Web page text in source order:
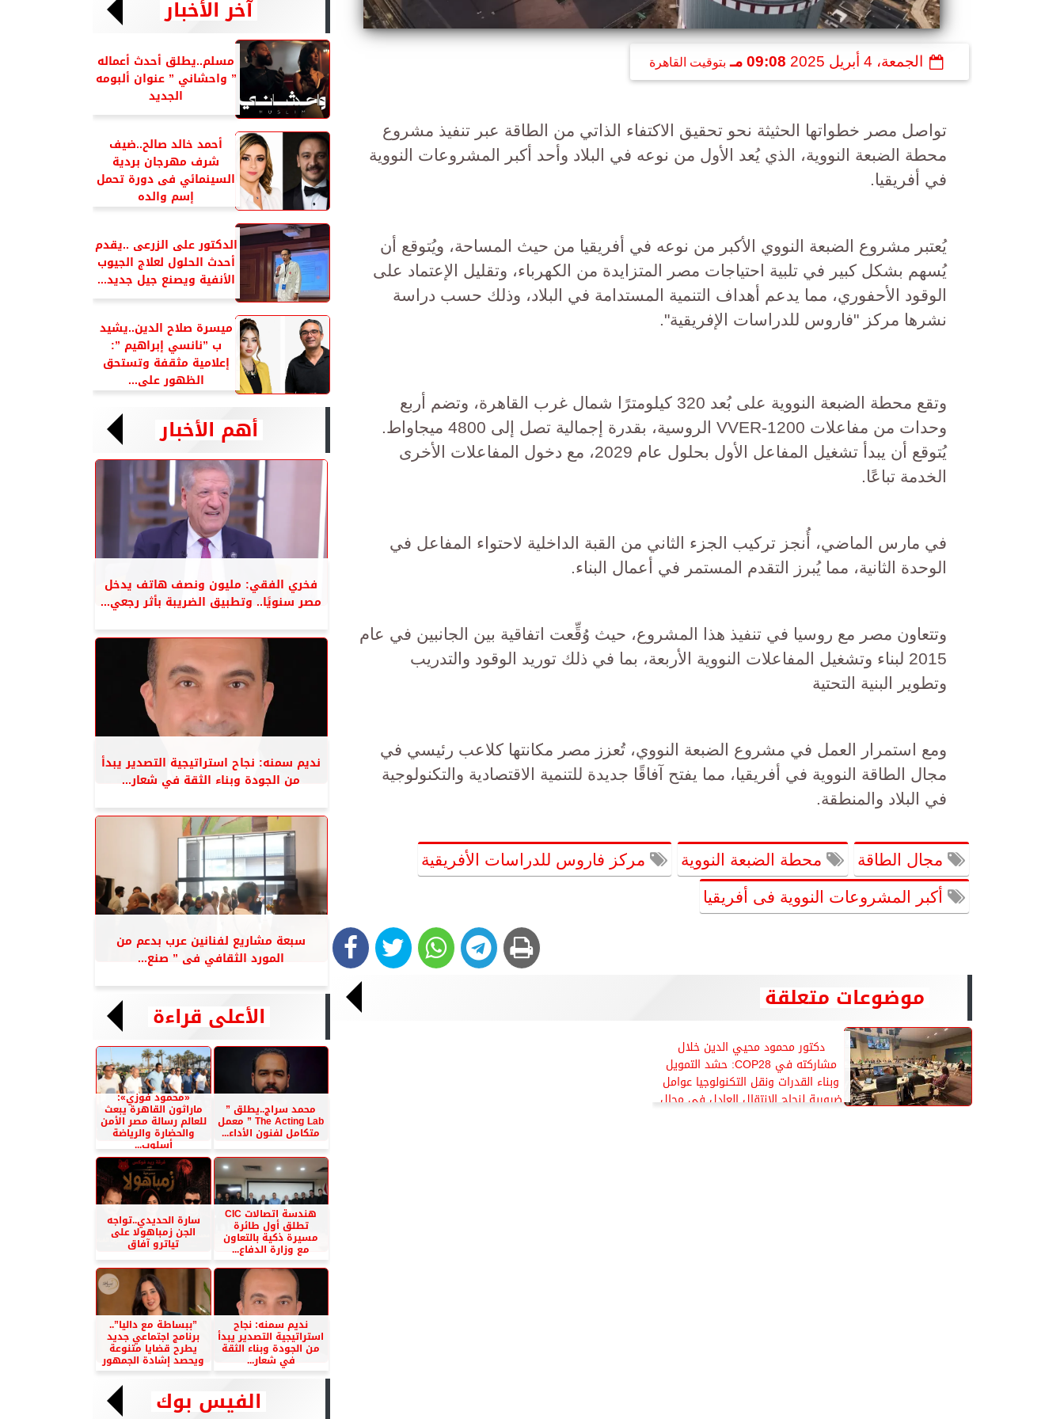
الجمعة، 4 أبريل 2025 09:08 مـ بتوقيت القاهرة
تواصل مصر خطواتها الحثيثة نحو تحقيق الاكتفاء الذاتي من الطاقة عبر تنفيذ مشروع
محطة الضبعة النووية، الذي يُعد الأول من نوعه في البلاد وأحد أكبر المشروعات النووية
في أفريقيا.
يُعتبر مشروع الضبعة النووي الأكبر من نوعه في أفريقيا من حيث المساحة، ويُتوقع أن
يُسهم بشكل كبير في تلبية احتياجات مصر المتزايدة من الكهرباء، وتقليل الإعتماد على
الوقود الأحفوري، مما يدعم أهداف التنمية المستدامة في البلاد، وذلك حسب دراسة
نشرها مركز "فاروس للدراسات الإفريقية".
وتقع محطة الضبعة النووية على بُعد 320 كيلومترًا شمال غرب القاهرة، وتضم أربع
وحدات من مفاعلات VVER-1200 الروسية، بقدرة إجمالية تصل إلى 4800 ميجاواط.
يُتوقع أن يبدأ تشغيل المفاعل الأول بحلول عام 2029، مع دخول المفاعلات الأخرى
الخدمة تباعًا.
في مارس الماضي، أُنجز تركيب الجزء الثاني من القبة الداخلية لاحتواء المفاعل في
الوحدة الثانية، مما يُبرز التقدم المستمر في أعمال البناء.
وتتعاون مصر مع روسيا في تنفيذ هذا المشروع، حيث وُقِّعت اتفاقية بين الجانبين في عام
2015 لبناء وتشغيل المفاعلات النووية الأربعة، بما في ذلك توريد الوقود والتدريب
وتطوير البنية التحتية
ومع استمرار العمل في مشروع الضبعة النووي، تُعزز مصر مكانتها كلاعب رئيسي في
مجال الطاقة النووية في أفريقيا، مما يفتح آفاقًا جديدة للتنمية الاقتصادية والتكنولوجية
في البلاد والمنطقة.
مجال الطاقة محطة الضبعة النووية مركز فاروس للدراسات الأفريقية
أكبر المشروعات النووية فى أفريقيا
موضوعات متعلقة
دكتور محمود محيي الدين خلال
مشاركته في COP28: حشد التمويل
وبناء القدرات ونقل التكنولوجيا عوامل
ضرورية لنجاح الانتقال العادل في مجال
آخر الأخبار
مسلم..يطلق أحدث أعماله
” واحشاني ” عنوان ألبومه
الجديد
أحمد خالد صالح..ضيف
شرف مهرجان بردية
السينمائي فى دورة تحمل
إسم والده
الدكتور على الزرعى ..يقدم
أحدث الحلول لعلاج الجيوب
الأنفية ويصنع جيل جديد...
ميسرة صلاح الدين..يشيد
ب ”نانسي إبراهيم ”:
إعلامية مثقفة وتستحق
الظهور على...
أهم الأخبار
فخري الفقي: مليون ونصف هاتف يدخل
مصر سنويًا.. وتطبيق الضريبة بأثر رجعي...
نديم سمنه: نجاح استراتيجية التصدير يبدأ
من الجودة وبناء الثقة في شعار...
سبعة مشاريع لفنانين عرب بدعم من
المورد الثقافي فى ” صنع...
الأعلى قراءة
محمد سراج..يطلق ”
The Acting Lab ” معمل
متكامل لفنون الأداء...
«محمود فوزي»:
ماراثون القاهرة يبعث
للعالم رسالة مصر الأمن
والحضارة والرياضة
أسلوب...
هندسة اتصالات CIC
تطلق أول طائرة
مسيرة ذكية بالتعاون
مع وزارة الدفاع...
سارة الحديدي..تواجه
الجن زمباهولا على
تياترو آفاق
نديم سمنه: نجاح
استراتيجية التصدير يبدأ
من الجودة وبناء الثقة
في شعار...
”ببساطة مع داليا”..
برنامج اجتماعي جديد
يطرح قضايا متنوعة
ويحصد إشادة الجمهور
الفيس بوك